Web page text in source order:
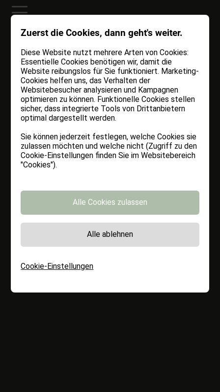
Zuerst die Cookies, dann geht's weiter.
Diese Website nutzt mehrere Arten von Cookies:
Essentielle Cookies benötigen wir, damit die
Website reibungslos für Sie funktioniert. Marketing-
Cookies helfen uns, das Verhalten der
Websitebesucher analysieren und Kampagnen
optimieren zu können. Funktionelle Cookies stellen
sicher, dass integrierte Tools von Drittanbietern
optimal dargestellt werden.
Sie können jederzeit festlegen, welche Cookies sie
zulassen möchten und welche nicht (Zugriff zu den
Cookie-Einstellungen finden Sie im Websitebereich
"Cookies").
Cookie-Einstellungen
Alle Cookies zulassen
Alle ablehnen